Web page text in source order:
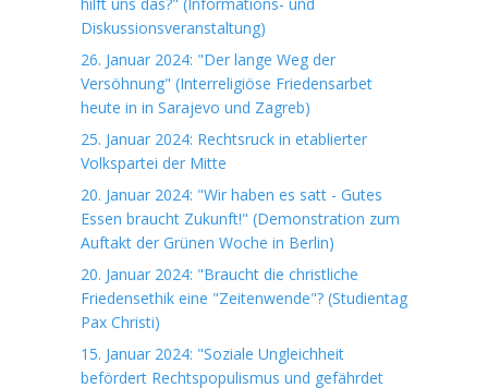
Diskussionsveranstaltung)
26. Januar 2024: "Der lange Weg der
Versöhnung" (Interreligiöse Friedensarbet
heute in in Sarajevo und Zagreb)
25. Januar 2024: Rechtsruck in etablierter
Volkspartei der Mitte
20. Januar 2024: "Wir haben es satt - Gutes
Essen braucht Zukunft!" (Demonstration zum
Auftakt der Grünen Woche in Berlin)
20. Januar 2024: "Braucht die christliche
Friedensethik eine "Zeitenwende"? (Studientag
Pax Christi)
15. Januar 2024: "Soziale Ungleichheit
befördert Rechtspopulismus und gefährdet